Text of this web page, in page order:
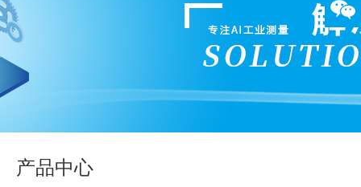
产品中心